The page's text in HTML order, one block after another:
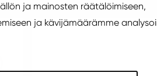
ja mainosten räätälöimiseen,
ja kävijämäärämme